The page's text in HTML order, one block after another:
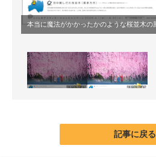
ちょっと気になるネットの話題
記事に戻る